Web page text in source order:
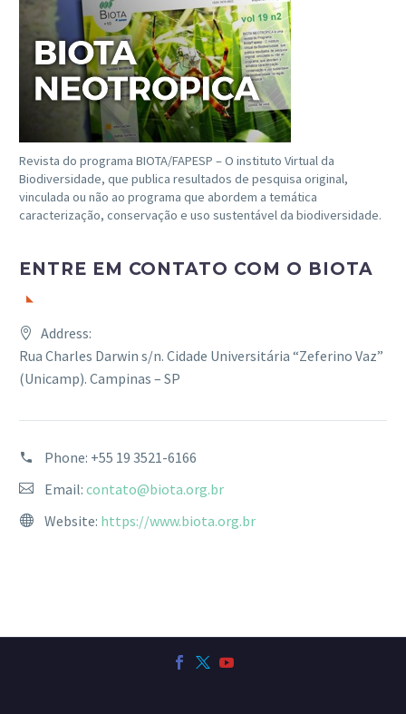
Revista do programa BIOTA/FAPESP – O instituto Virtual da
Biodiversidade, que publica resultados de pesquisa original,
vinculada ou não ao programa que abordem a temática
caracterização, conservação e uso sustentável da biodiversidade.
ENTRE EM CONTATO COM O BIOTA
Address:
Rua Charles Darwin s/n. Cidade Universitária “Zeferino Vaz”
(Unicamp). Campinas – SP
Phone: +55 19 3521-6166
Email: contato@biota.org.br
Website: https://www.biota.org.br